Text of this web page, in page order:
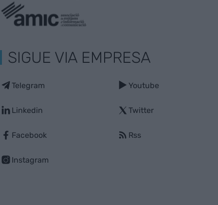
SIGUE VIA EMPRESA
Telegram
Linkedin
Facebook
Instagram
Youtube
Twitter
Rss